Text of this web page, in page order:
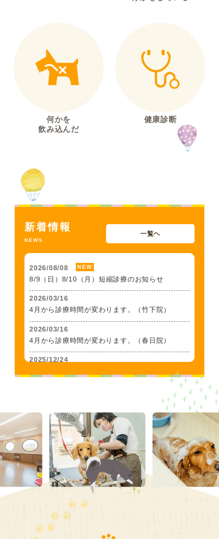
何かを
飲み込んだ
健康診断
新着情報
NEWS
一覧ヘ
2026/08/08 NEW
8/9（日）8/10（月）短縮診療のお知らせ
2026/03/16
4月から診療時間が変わります。（竹下院）
2026/03/16
4月から診療時間が変わります。（春日院）
2025/12/24